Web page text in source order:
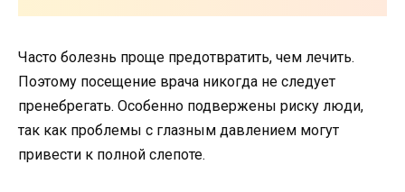
Часто болезнь проще предотвратить, чем лечить.
Поэтому посещение врача никогда не следует
пренебрегать. Особенно подвержены риску люди,
так как проблемы с глазным давлением могут
привести к полной слепоте.